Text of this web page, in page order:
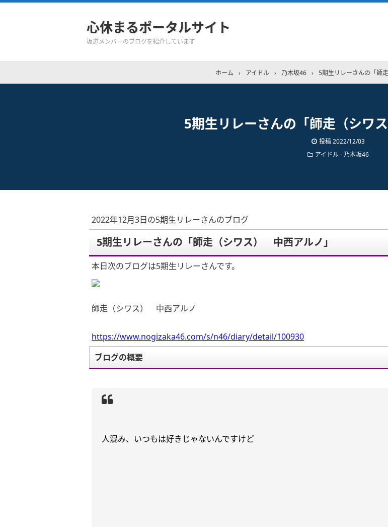
心休まるポータルサイト
坂道メンバーのブログを紹介しています
ホーム › アイドル › 乃木坂46 › 5期生リレーさんの「師
5期生リレーさんの「師走（シワ
投稿2022/12/03
アイドル - 乃木坂46
2022年12月3日の5期生リレーさんのブログ
5期生リレーさんの「師走（シワス） 中西アルノ」
本日次のブログは5期生リレーさんです。
師走（シワス） 中西アルノ
https://www.nogizaka46.com/s/n46/diary/detail/100930
ブログの概要
人混み、いつもは好きじゃないんですけど